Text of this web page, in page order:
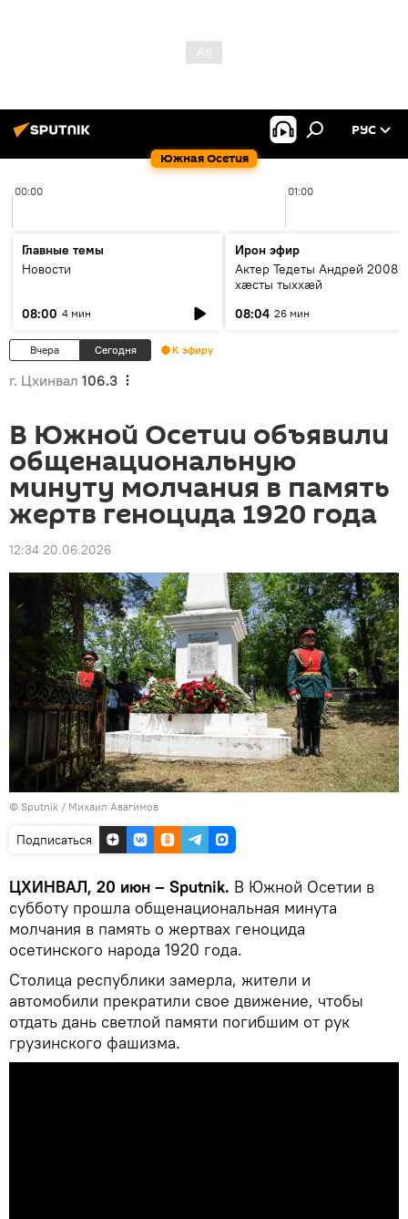
Южная Осетия
РУС
00:00 01:00
Главные темы
Новости
08:00 4 мин
Ирон эфир
Актер Тедеты Андрей 2008
хæсты тыххæй
08:04 26 мин
Вчера Сегодня К эфиру
г. Цхинвал 106.3
В Южной Осетии объявили
общенациональную
минуту молчания в память
жертв геноцида 1920 года
12:34 20.06.2026
© Sputnik / Михаил Авагимов
Подписаться
ЦХИНВАЛ, 20 июн – Sputnik. В Южной Осетии в
субботу прошла общенациональная минута
молчания в память о жертвах геноцида
осетинского народа 1920 года.
Столица республики замерла, жители и
автомобили прекратили свое движение, чтобы
отдать дань светлой памяти погибшим от рук
грузинского фашизма.